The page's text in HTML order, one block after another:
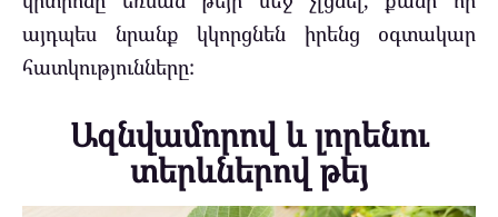
այդպես նրանք կկորցնեն իրենց օգտակար
հատկությունները:
Ազնվամորով և լորենու
տերևներով թեյ